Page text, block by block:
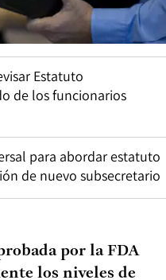
Estatuto
de los funcionarios
para abordar estatuto
de nuevo subsecretario
por la FDA
los niveles de